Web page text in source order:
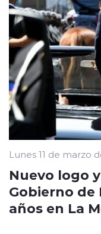
Lunes 11 de marzo
Nuevo logo
Gobierno de
años en La